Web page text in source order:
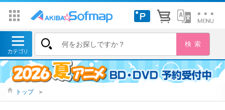
トップ ＞